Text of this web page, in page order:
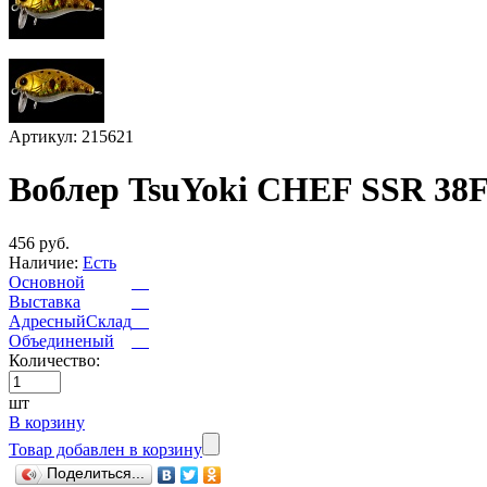
Артикул: 215621
Воблер TsuYoki CHEF SSR
456 руб.
Наличие: Есть
Основной
Выставка
АдресныйСклад
Объединеный
Количество:
шт
В корзину
Товар добавлен в корзину
Поделиться...